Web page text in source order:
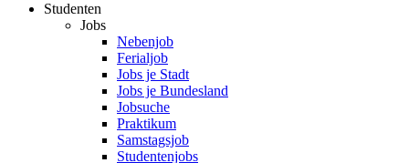
Studenten
Jobs
Nebenjob
Ferialjob
Jobs je Stadt
Jobs je Bundesland
Jobsuche
Praktikum
Samstagsjob
Studentenjobs